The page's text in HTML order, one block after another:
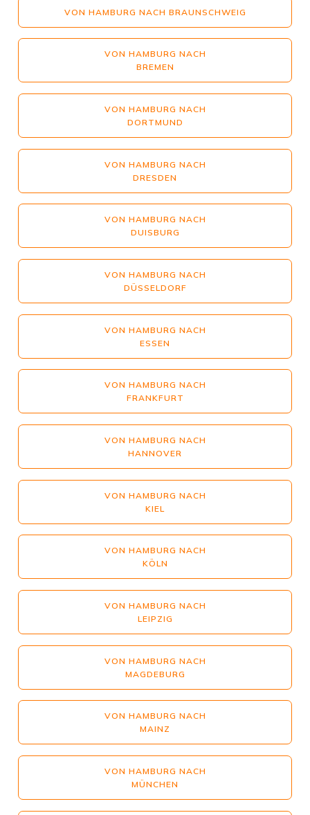
VON HAMBURG NACH BRAUNSCHWEIG
VON HAMBURG NACH
BREMEN
VON HAMBURG NACH
DORTMUND
VON HAMBURG NACH
DRESDEN
VON HAMBURG NACH
DUISBURG
VON HAMBURG NACH
DÜSSELDORF
VON HAMBURG NACH
ESSEN
VON HAMBURG NACH
FRANKFURT
VON HAMBURG NACH
HANNOVER
VON HAMBURG NACH
KIEL
VON HAMBURG NACH
KÖLN
VON HAMBURG NACH
LEIPZIG
VON HAMBURG NACH
MAGDEBURG
VON HAMBURG NACH
MAINZ
VON HAMBURG NACH
MÜNCHEN